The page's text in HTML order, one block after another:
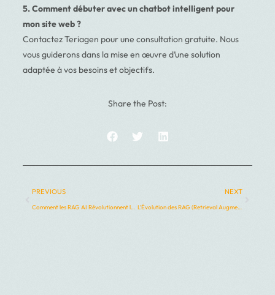
5. Comment débuter avec un chatbot intelligent pour
mon site web ?
Contactez Teriagen pour une consultation gratuite. Nous
vous guiderons dans la mise en œuvre d’une solution
adaptée à vos besoins et objectifs.
Share the Post:
PREVIOUS
Comment les RAG AI Révolutionnent la Gestion des Données dans les Entreprises
NEXT
L’Évolution des RAG (Retrieval Augmented Generation) : Une Nouvelle Ère pour l’Intelligence Artificielle